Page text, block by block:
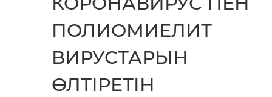
ПОЛИОМИЕЛИТ
ВИРУСТАРЫН
ӨЛТІРЕТІН